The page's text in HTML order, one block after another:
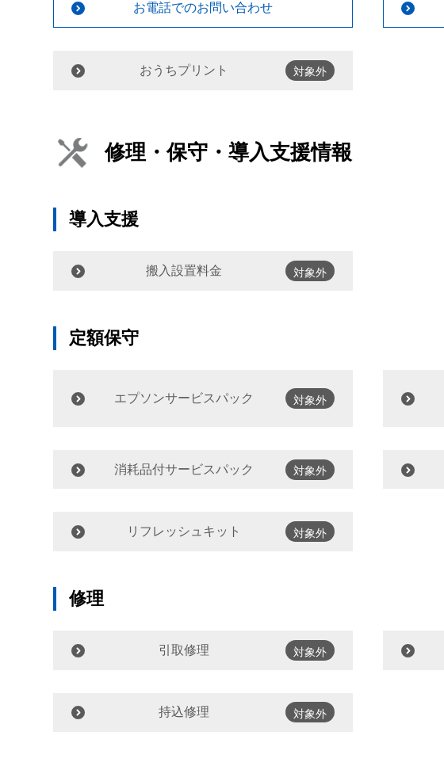
お電話でのお問い合わせ
おうちプリント 対象外
修理・保守・導入支援情報
導入支援
搬入設置料金 対象外
定額保守
エプソンサービスパック 対象外
消耗品付サービスパック 対象外
リフレッシュキット 対象外
修理
引取修理 対象外
持込修理 対象外